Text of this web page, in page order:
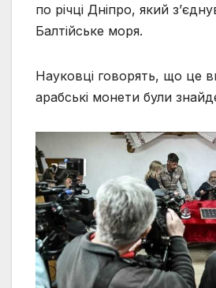
по річці Дніпро, який
Балтійське моря.
Науковці говорять, що це
арабські монети були